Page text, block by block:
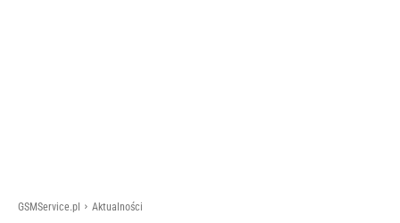
GSMService.pl Aktualności